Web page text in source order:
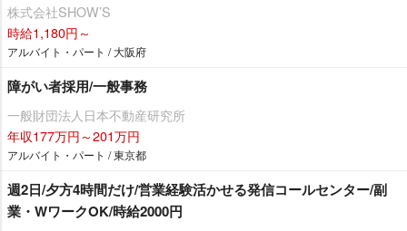
株式会社SHOW’S
時給1,180円～
アルバイト・パート / 大阪府
障がい者採用/一般事務
一般財団法人日本不動産研究所
年収177万円～201万円
アルバイト・パート / 東京都
週2日/夕方4時間だけ/営業経験活かせる発信コールセンター/副
業・WワークOK/時給2000円